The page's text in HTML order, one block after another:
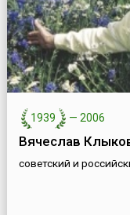
1939 — 2006
Вячеслав
советский и